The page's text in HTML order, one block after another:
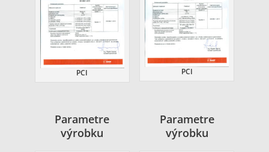
PCI PCI
Parametre
výrobku
Parametre
výrobku